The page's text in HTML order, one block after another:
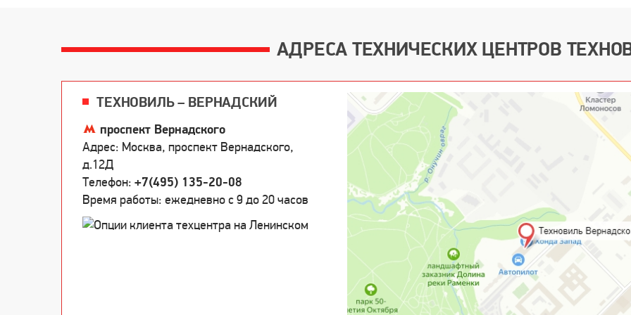
АДРЕСА ТЕХНИЧЕСКИХ ЦЕНТРОВ
ТЕХНОВИЛЬ – ВЕРНАДСКИЙ
проспект Вернадского
Адрес: Москва, проспект Вернадского,
д.12Д
Телефон: +7(495) 135-20-08
Время работы: ежедневно c 9 до 20 часов